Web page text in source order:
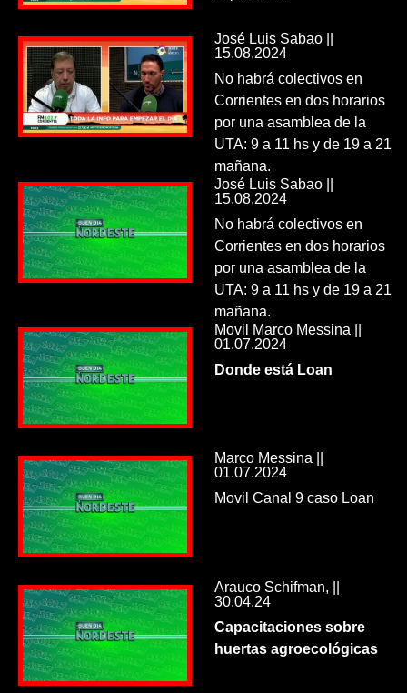
José Luis Sabao ||
15.08.2024
No habrá colectivos en
Corrientes en dos horarios
por una asamblea de la
UTA: 9 a 11 hs y de 19 a 21
mañana.
José Luis Sabao ||
15.08.2024
No habrá colectivos en
Corrientes en dos horarios
por una asamblea de la
UTA: 9 a 11 hs y de 19 a 21
mañana.
Movil Marco Messina ||
01.07.2024
Donde está Loan
Marco Messina ||
01.07.2024
Movil Canal 9 caso Loan
Arauco Schifman, ||
30.04.24
Capacitaciones sobre
huertas agroecológicas